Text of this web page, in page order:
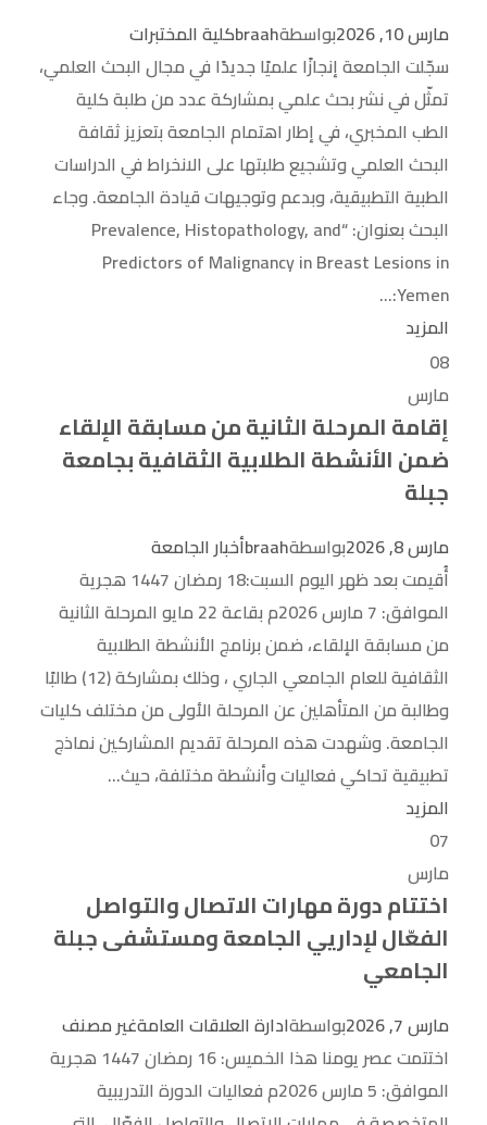
مارس 10, 2026 بواسطةbraahكلية المختبرات
سجّلت الجامعة إنجازًا علميًا جديدًا في مجال البحث العلمي،
تمثّل في نشر بحث علمي بمشاركة عدد من طلبة كلية
الطب المخبري، في إطار اهتمام الجامعة بتعزيز ثقافة
البحث العلمي وتشجيع طلبتها على الانخراط في الدراسات
الطبية التطبيقية، وبدعم وتوجيهات قيادة الجامعة. وجاء
البحث بعنوان: “Prevalence, Histopathology, and
Predictors of Malignancy in Breast Lesions in
Yemen:...
المزيد
08
مارس
إقامة المرحلة الثانية من مسابقة الإلقاء
ضمن الأنشطة الطلابية الثقافية بجامعة
جبلة
مارس 8, 2026 بواسطةbraahأخبار الجامعة
أُقيمت بعد ظهر اليوم السبت:18 رمضان 1447 هجرية
الموافق: 7 مارس 2026م بقاعة 22 مايو المرحلة الثانية
من مسابقة الإلقاء، ضمن برنامج الأنشطة الطلابية
الثقافية للعام الجامعي الجاري ، وذلك بمشاركة (12) طالبًا
وطالبة من المتأهلين عن المرحلة الأولى من مختلف كليات
الجامعة. وشهدت هذه المرحلة تقديم المشاركين نماذج
تطبيقية تحاكي فعاليات وأنشطة مختلفة، حيث...
المزيد
07
مارس
اختتام دورة مهارات الاتصال والتواصل
الفعّال لإداريي الجامعة ومستشفى جبلة
الجامعي
مارس 7, 2026 بواسطةادارة العلاقات العامةغير مصنف
اختتمت عصر يومنا هذا الخميس: 16 رمضان 1447 هجرية
الموافق: 5 مارس 2026م فعاليات الدورة التدريبية